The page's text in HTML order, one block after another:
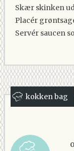
Skær skinken
Placér
Servér saucen
kokken bag